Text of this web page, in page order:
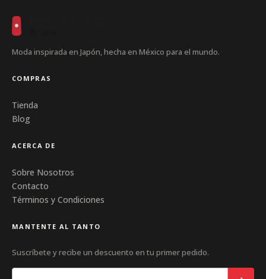
Moda inspirada en Japón, hecha en México para el mundo.
COMPRAS
Tienda
Blog
ACERCA DE
Sobre Nosotros
Contacto
Términos y Condiciones
MANTENTE AL TANTO
Suscríbete y recibe un descuento en tu primer pedido.